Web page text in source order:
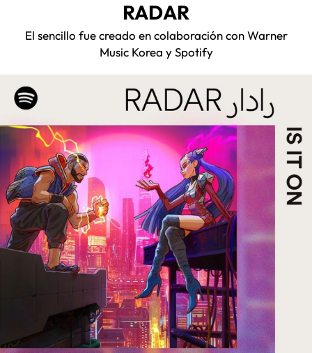
RADAR
El sencillo fue creado en colaboración con Warner
Music Korea y Spotify